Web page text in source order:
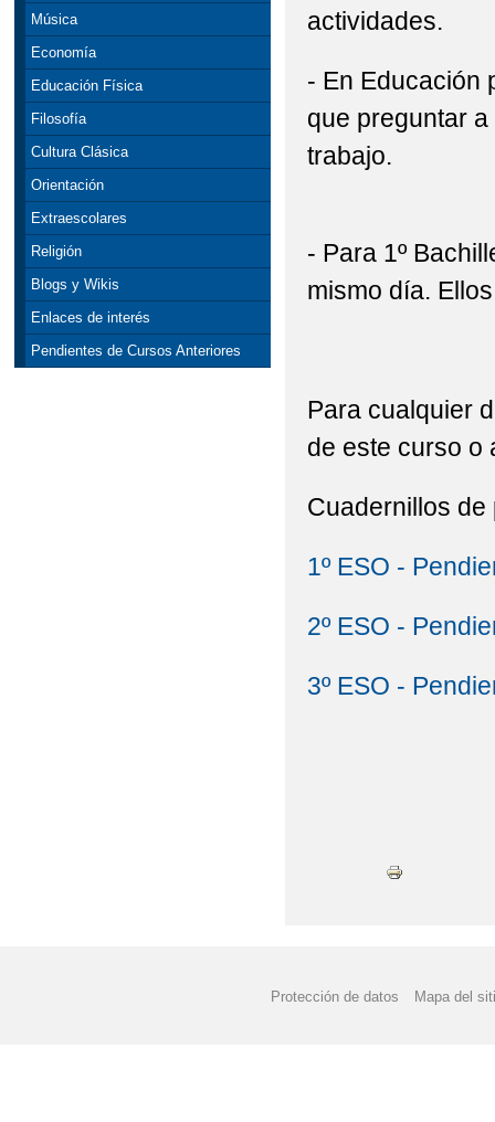
Música
Economía
Educación Física
Filosofía
Cultura Clásica
Orientación
Extraescolares
Religión
Blogs y Wikis
Enlaces de interés
Pendientes de Cursos Anteriores
actividades.
- En Educación
que preguntar
trabajo.
- Para 1º
mismo día.
Para cualquier
de este curso o
Cuadernillos de
1º ESO -
2º ESO -
3º ESO -
Protección de datos Mapa del